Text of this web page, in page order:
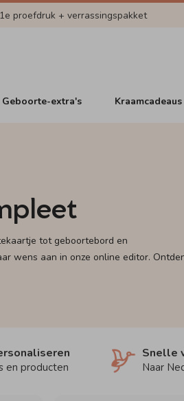
proefdruk + verrassingspakket
Geboorte-extra's Kraamcadeaus
tot geboortebord en
wens aan in onze online editor.
en producten
Snelle
Naar